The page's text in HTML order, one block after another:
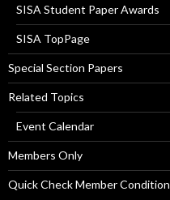
SISA Student Paper Awards
SISA TopPage
Special Section Papers
Related Topics
Event Calendar
Members Only
Quick Check Member Condition